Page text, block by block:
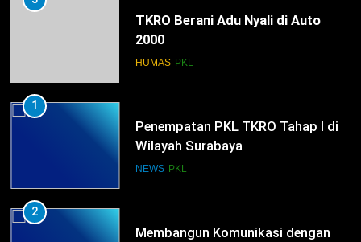
TKRO Berani Adu Nyali di Auto
2000
HUMAS PKL
1
Penempatan PKL TKRO Tahap I di
Wilayah Surabaya
NEWS PKL
2
Membangun Komunikasi dengan
HUMAS